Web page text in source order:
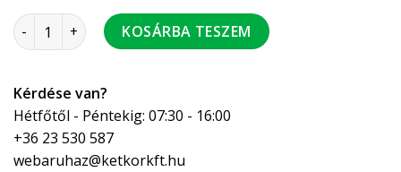
Kan Therm TH 20-26-20 T idom - PPSU 2 db / csomag, 30 db
KOSÁRBA TESZEM
Kérdése van?
Hétfőtől - Péntekig: 07:30 - 16:00
+36 23 530 587
webaruhaz@ketkorkft.hu